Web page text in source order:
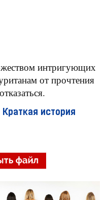
интригующих
от прочтения
история